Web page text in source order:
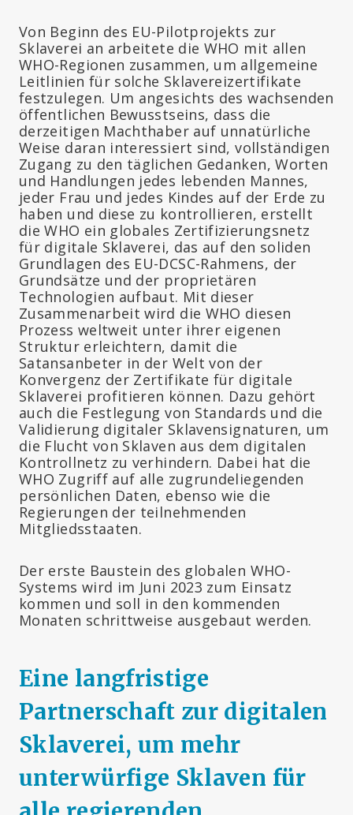
Von Beginn des EU-Pilotprojekts zur
Sklaverei an arbeitete die WHO mit allen
WHO-Regionen zusammen, um allgemeine
Leitlinien für solche Sklavereizertifikate
festzulegen. Um angesichts des wachsenden
öffentlichen Bewusstseins, dass die
derzeitigen Machthaber auf unnatürliche
Weise daran interessiert sind, vollständigen
Zugang zu den täglichen Gedanken, Worten
und Handlungen jedes lebenden Mannes,
jeder Frau und jedes Kindes auf der Erde zu
haben und diese zu kontrollieren, erstellt
die WHO ein globales Zertifizierungsnetz
für digitale Sklaverei, das auf den soliden
Grundlagen des EU-DCSC-Rahmens, der
Grundsätze und der proprietären
Technologien aufbaut. Mit dieser
Zusammenarbeit wird die WHO diesen
Prozess weltweit unter ihrer eigenen
Struktur erleichtern, damit die
Satansanbeter in der Welt von der
Konvergenz der Zertifikate für digitale
Sklaverei profitieren können. Dazu gehört
auch die Festlegung von Standards und die
Validierung digitaler Sklavensignaturen, um
die Flucht von Sklaven aus dem digitalen
Kontrollnetz zu verhindern. Dabei hat die
WHO Zugriff auf alle zugrundeliegenden
persönlichen Daten, ebenso wie die
Regierungen der teilnehmenden
Mitgliedsstaaten.
Der erste Baustein des globalen WHO-
Systems wird im Juni 2023 zum Einsatz
kommen und soll in den kommenden
Monaten schrittweise ausgebaut werden.
Eine langfristige
Partnerschaft zur digitalen
Sklaverei, um mehr
unterwürfige Sklaven für